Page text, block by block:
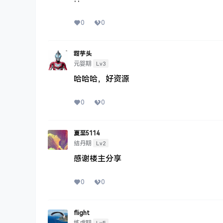
0 0
甜芋头
元婴期
Lv3
哈哈哈，好资源
0 0
夏至5114
结丹期
Lv2
感谢楼主分享
0 0
flight